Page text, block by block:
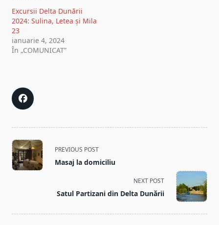
Excursii Delta Dunării
2024: Sulina, Letea și Mila
23
ianuarie 4, 2024
În „COMUNICAT”
<span
class="nav-
subtitle
PREVIOUS POST
Masaj la domiciliu
NEXT POST
Satul Partizani din Delta Dunării